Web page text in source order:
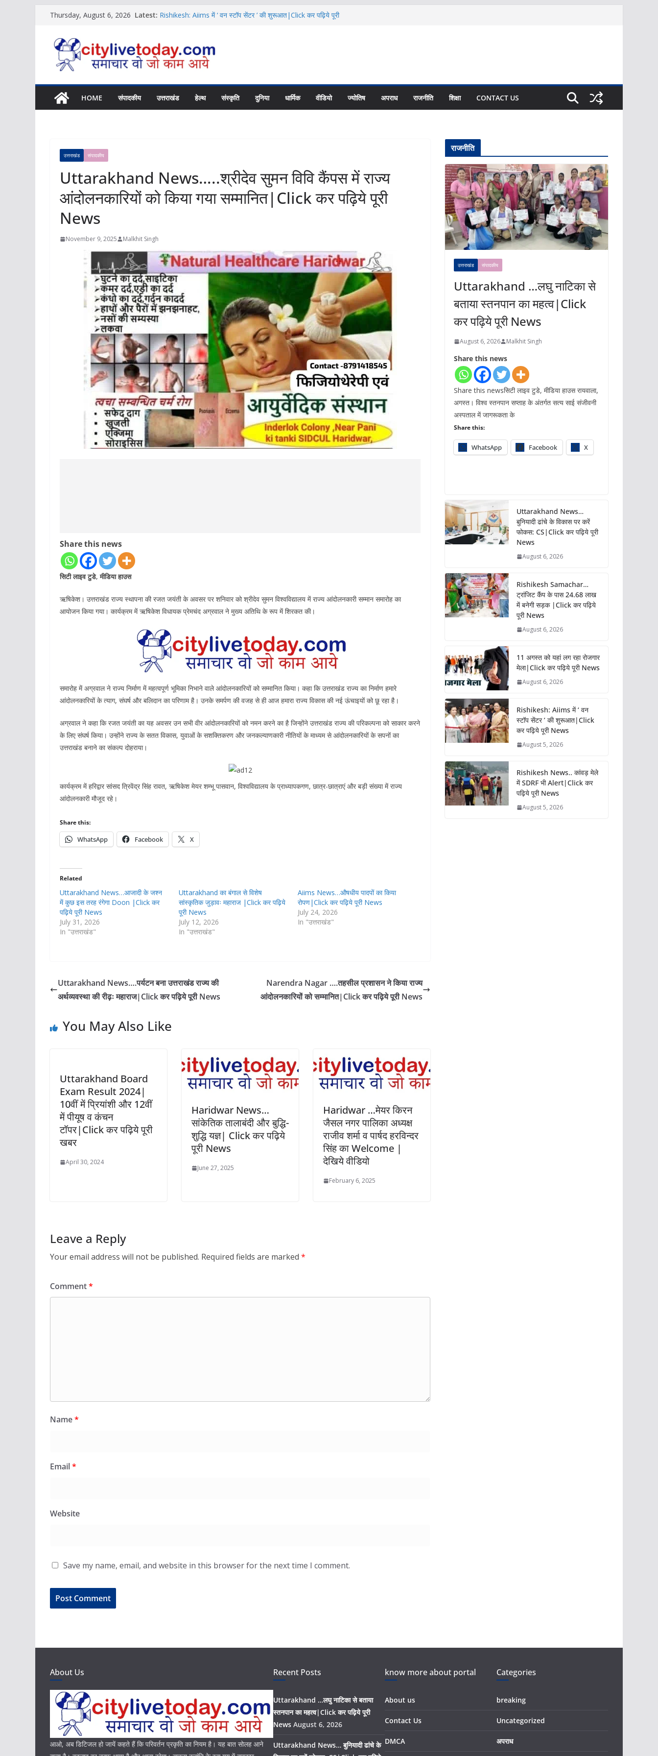
content
Thursday, August 6, 2026 Latest: Rishikesh: Aiims में ‘ वन स्टॉप सेंटर ’ की शुरूआत|Click कर पढ़िये पूरी
News
Uttarakhand News… बुनियादी ढांचे के विकास पर करें फोकस: CS|Click
कर पढ़िये पूरी News
|Click कर पढ़िये पूरी News
11 अगस्त को यहां लग रहा रोजगार मेला|Click कर पढ़िये पूरी News
HOME संपादकीय उत्तराखंड हेल्थ संस्कृति दुनिया धार्मिक वीडियो ज्योतिष अपराध राजनीति शिक्षा CONTACT US
उत्तराखंड संपादकीय
Uttarakhand News…..श्रीदेव सुमन विवि कैंपस में राज्य
आंदोलनकारियों को किया गया सम्मानित|Click कर पढ़िये पूरी
News
November 9, 2025 Malkhit Singh
Share this news
सिटी लाइव टुडे, मीडिया हाउस
ऋषिकेश। उत्तराखंड राज्य स्थापना की रजत जयंती के अवसर पर शनिवार को श्रीदेव सुमन विश्वविद्यालय में राज्य आंदोलनकारी सम्मान समारोह का
आयोजन किया गया। कार्यक्रम में ऋषिकेश विधायक प्रेमचंद अग्रवाल ने मुख्य अतिथि के रूप में शिरकत की।
समारोह में अग्रवाल ने राज्य निर्माण में महत्वपूर्ण भूमिका निभाने वाले आंदोलनकारियों को सम्मानित किया। कहा कि उत्तराखंड राज्य का निर्माण हमारे
आंदोलनकारियों के त्याग, संघर्ष और बलिदान का परिणाम है। उनके समर्पण की वजह से ही आज हमारा राज्य विकास की नई ऊंचाइयों को छू रहा है।
अग्रवाल ने कहा कि रजत जयंती का यह अवसर उन सभी वीर आंदोलनकारियों को नमन करने का है जिन्होंने उत्तराखंड राज्य की परिकल्पना को साकार करने
के लिए संघर्ष किया। उन्होंने राज्य के सतत विकास, युवाओं के सशक्तिकरण और जनकल्याणकारी नीतियों के माध्यम से आंदोलनकारियों के सपनों का
उत्तराखंड बनाने का संकल्प दोहराया।
कार्यक्रम में हरिद्वार सांसद त्रिवेंद्र सिंह रावत, ऋषिकेश मेयर शम्भू पासवान, विश्वविद्यालय के प्राध्यापकगण, छात्र-छात्राएं और बड़ी संख्या में राज्य
आंदोलनकारी मौजूद रहे।
Share this:
WhatsApp Facebook X
Related
Uttarakhand News…आजादी के जश्न
में कुछ इस तरह रंगेगा Doon |Click कर
पढ़िये पूरी News
July 31, 2026
In "उत्तराखंड"
Uttarakhand का बंगाल से विशेष
सांस्कृतिक जुड़ावः महाराज |Click कर पढ़िये
पूरी News
July 12, 2026
In "उत्तराखंड"
Aiims News…औषधीय पादपों का किया
रोपण|Click कर पढ़िये पूरी News
July 24, 2026
In "उत्तराखंड"
Uttarakhand News….पर्यटन बना उत्तराखंड राज्य की
अर्थव्यवस्था की रीढ़ः महाराज|Click कर पढ़िये पूरी News
Narendra Nagar ….तहसील प्रशासन ने किया राज्य
आंदोलनकारियों को सम्मानित|Click कर पढ़िये पूरी News
You May Also Like
Uttarakhand Board
Exam Result 2024|
10वीं में प्रियांशी और 12वीं
में पीयूष व कंचन
टॉपर|Click कर पढ़िये पूरी
खबर
April 30, 2024
Haridwar News…
सांकेतिक तालाबंदी और बुद्धि-
शुद्धि यज्ञ| Click कर पढ़िये
पूरी News
June 27, 2025
Haridwar …मेयर किरन
जैसल नगर पालिका अध्यक्ष
राजीव शर्मा व पार्षद हरविन्दर
सिंह का Welcome |
देखिये वीडियो
February 6, 2025
Leave a Reply
Your email address will not be published. Required fields are marked *
Comment*
Name*
Email*
Website
Save my name, email, and website in this browser for the next time I comment.
राजनीति
उत्तराखंड संपादकीय
Uttarakhand …लघु नाटिका से
बताया स्तनपान का महत्व|Click
कर पढ़िये पूरी News
August 6, 2026 Malkhit Singh
Share this news
Share this newsसिटी लाइव टुडे, मीडिया हाउस रायवाला,
अगस्त। विश्व स्तनपान सप्ताह के अंतर्गत सत्य साई संजीवनी
अस्पताल में जागरूकता के
Share this:
WhatsApp Facebook X
Uttarakhand News…
बुनियादी ढांचे के विकास पर करें
फोकस: CS|Click कर पढ़िये पूरी
News
August 6, 2026
Rishikesh Samachar…
ट्रांजिट कैंप के पास 24.68 लाख
में बनेगी सड़क |Click कर पढ़िये
पूरी News
August 6, 2026
11 अगस्त को यहां लग रहा रोजगार
मेला|Click कर पढ़िये पूरी News
August 6, 2026
Rishikesh: Aiims में ‘ वन
स्टॉप सेंटर ’ की शुरूआत|Click
कर पढ़िये पूरी News
August 5, 2026
Rishikesh News.. कांवड़ मेले
में SDRF भी Alert|Click कर
पढ़िये पूरी News
August 5, 2026
About Us
आओ, अब डिटिजल हो जायें कहते हैं कि परिवर्तन प्रकृति का नियम है। यह बात सोलह आने
Recent Posts
Uttarakhand …लघु नाटिका से बताया
स्तनपान का महत्व|Click कर पढ़िये पूरी
News August 6, 2026
Uttarakhand News… बुनियादी ढांचे के
know more about portal
About us
Contact Us
DMCA
Categories
breaking
Uncategorized
अपराध